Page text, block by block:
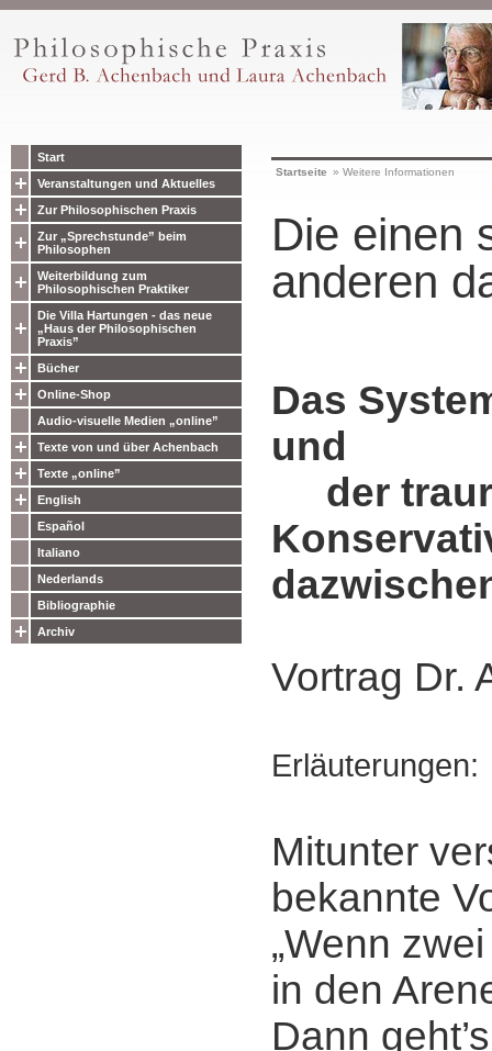
Start
Veranstaltungen und Aktuelles
Zur Philosophischen Praxis
Zur „Sprechstunde” beim
Philosophen
Weiterbildung zum
Philosophischen Praktiker
Die Villa Hartungen - das neue
„Haus der Philosophischen
Praxis”
Bücher
Online-Shop
Audio-visuelle Medien „online”
Texte von und über Achenbach
Texte „online”
English
Español
Italiano
Nederlands
Bibliographie
Archiv
Startseite » Weitere Informationen
Die einen
anderen
Das
und
der
Vortrag Dr.
Erläuterungen:
Mitunter
bekannte
„Wenn
in den
Dann